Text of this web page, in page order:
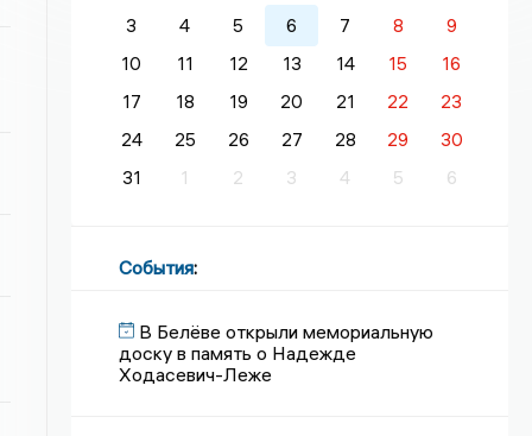
3
4 5 6 7 8
9
10
11 12 13 14 15
16
17
18 19 20 21 22
23
24
25 26 27 28 29
30
31
1 2 3 4 5 6
События:
В Белёве открыли мемориальную
доску в память о Надежде
Ходасевич-Леже